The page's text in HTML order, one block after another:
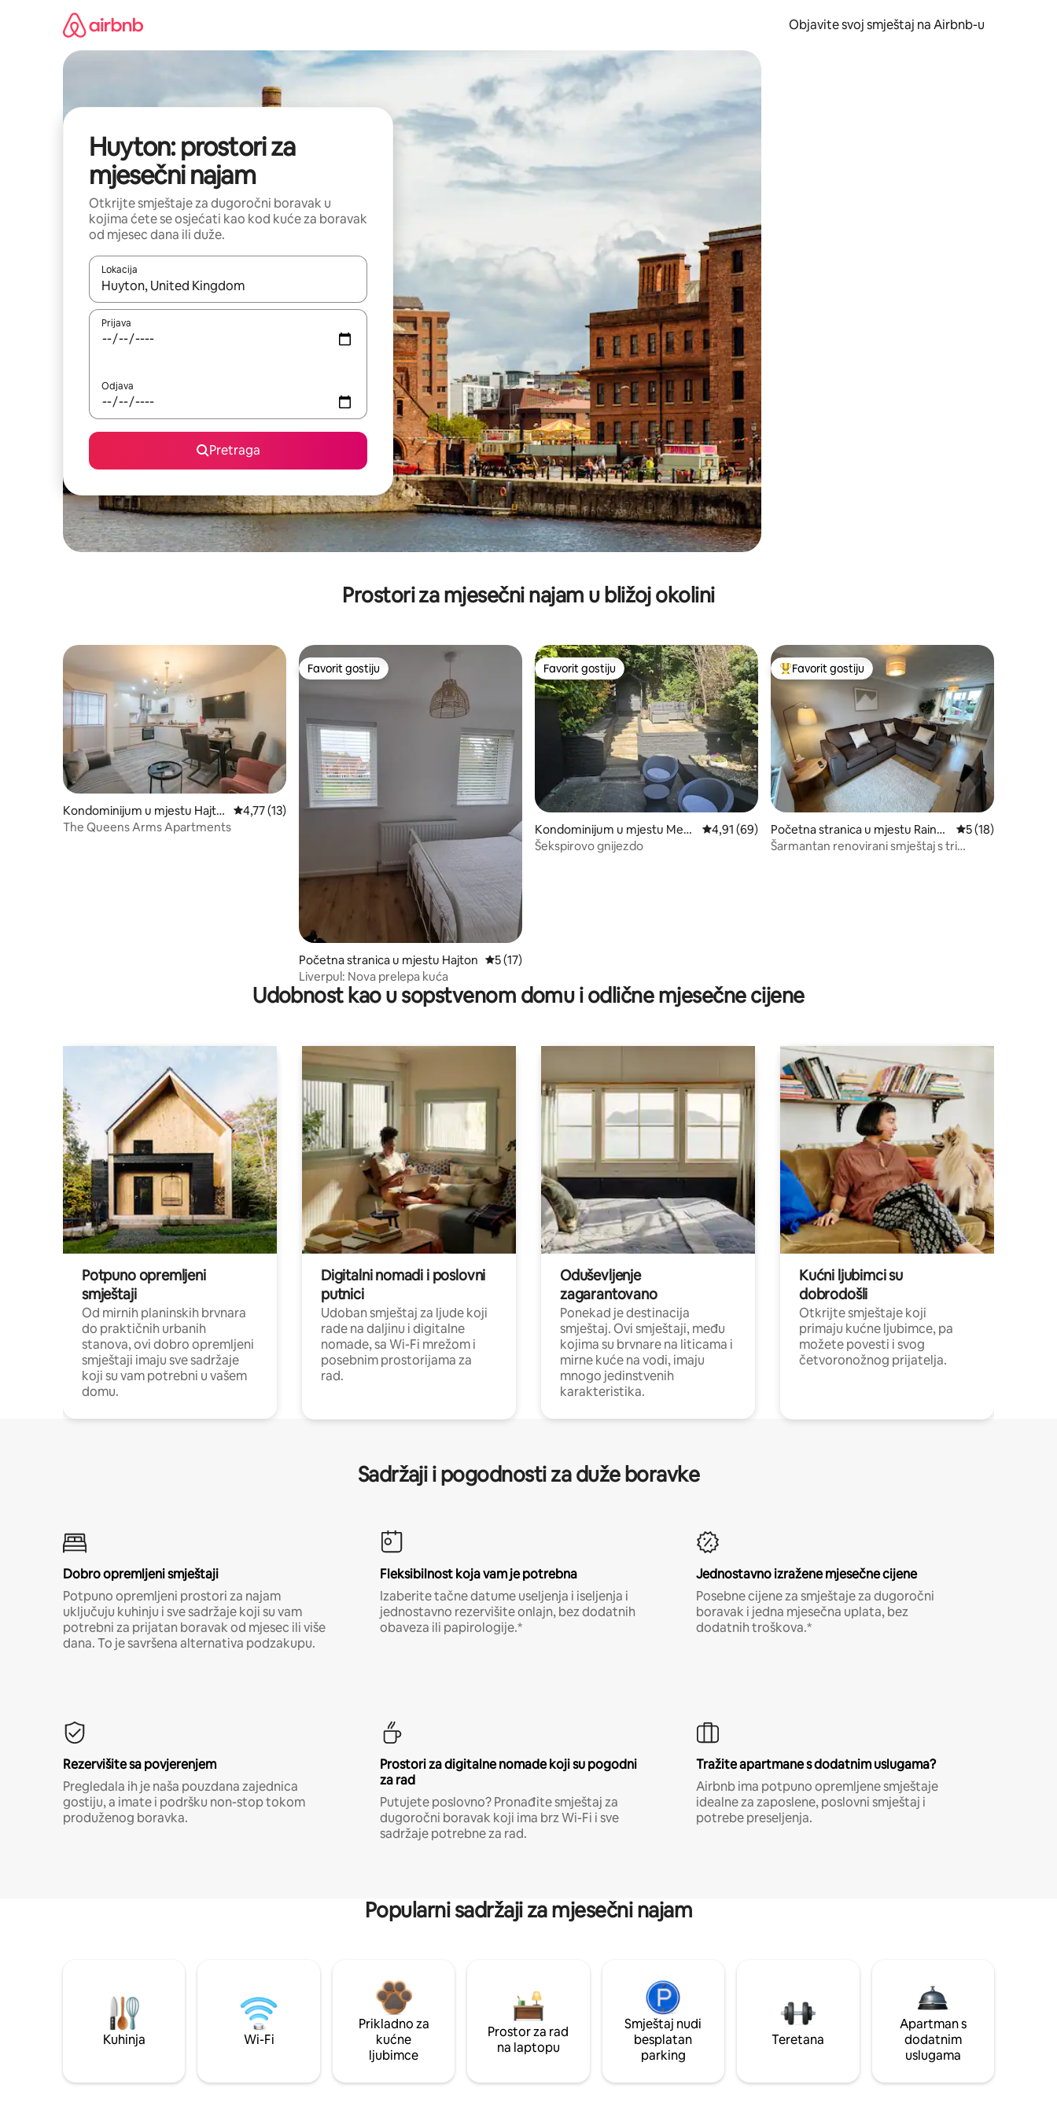
Objavite svoj smještaj na Airbnb-u
Huyton: prostori za
mjesečni najam
Otkrijte smještaje za dugoročni boravak u
kojima ćete se osjećati kao kod kuće za boravak
od mjesec dana ili duže.
Lokacija
Kad su rezultati dostupni, možete da se krećete kroz njih pomoću strelica nagore i nadolje, kao i da ih istražujte dodirom ili prevlačenjem.
Prijava
Odjava
Pretraga
Prostori za mjesečni najam u bližoj okolini
Kondominijum u mjestu Hajto
n
prosječna ocjena 4,77 od 5, recenzija: 13
4,77 (13)
The Queens Arms Apartments
Favorit gostiju
Favorit gostiju
Početna stranica u mjestu Hajton prosječna ocjena 5 od 5, recenzija: 17
5 (17)
Liverpul: Nova prelepa kuća
Favorit gostiju
Favorit gostiju
Kondominijum u mjestu Mers
eyside
prosječna ocjena 4,91 od 5, recenzija: 69
4,91 (69)
Šekspirovo gnijezdo
Glavni favorit gostiju
Favorit gostiju
Početna stranica u mjestu Rainhil
l
prosječna ocjena
5 (18)
Šarmantan renovirani smještaj s tri
Udobnost kao u sopstvenom domu i odlične mjesečne cijene
Potpuno opremljeni
smještaji
Od mirnih planinskih brvnara
do praktičnih urbanih
stanova, ovi dobro opremljeni
smještaji imaju sve sadržaje
koji su vam potrebni u vašem
domu.
Digitalni nomadi i poslovni
putnici
Udoban smještaj za ljude koji
rade na daljinu i digitalne
nomade, sa Wi-Fi mrežom i
posebnim prostorijama za
rad.
Oduševljenje
zagarantovano
Ponekad je destinacija
smještaj. Ovi smještaji, među
kojima su brvnare na liticama i
mirne kuće na vodi, imaju
mnogo jedinstvenih
karakteristika.
Kućni ljubimci su
dobrodošli
Otkrijte smještaje koji
primaju kućne ljubimce, pa
možete povesti i svog
četvoronožnog prijatelja.
Sadržaji i pogodnosti za duže boravke
Dobro opremljeni smještaji
Potpuno opremljeni prostori za najam
uključuju kuhinju i sve sadržaje koji su vam
potrebni za prijatan boravak od mjesec ili više
dana. To je savršena alternativa podzakupu.
Fleksibilnost koja vam je potrebna
Izaberite tačne datume useljenja i iseljenja i
jednostavno rezervišite onlajn, bez dodatnih
obaveza ili papirologije.*
Jednostavno izražene mjesečne cijene
Posebne cijene za smještaje za dugoročni
boravak i jedna mjesečna uplata, bez
dodatnih troškova.*
Rezervišite sa povjerenjem
Pregledala ih je naša pouzdana zajednica
gostiju, a imate i podršku non-stop tokom
produženog boravka.
Prostori za digitalne nomade koji su pogodni
za rad
Putujete poslovno? Pronađite smještaj za
dugoročni boravak koji ima brz Wi-Fi i sve
sadržaje potrebne za rad.
Tražite apartmane s dodatnim uslugama?
Airbnb ima potpuno opremljene smještaje
idealne za zaposlene, poslovni smještaj i
potrebe preseljenja.
Popularni sadržaji za mjesečni najam
Kuhinja Wi-Fi
Prikladno za
kućne
ljubimce
Prostor za rad
na laptopu
Smještaj nudi
besplatan
parking
Teretana
Apartman s
dodatnim
uslugama